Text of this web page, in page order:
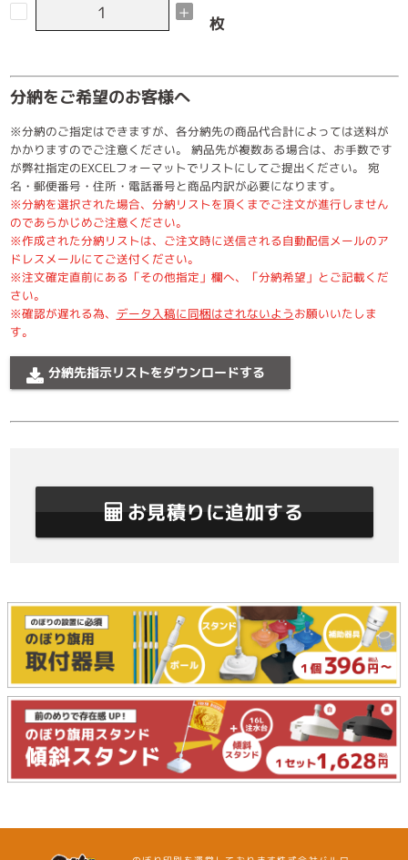
+
枚
分納をご希望のお客様へ
※分納のご指定はできますが、各分納先の商品代合計によっては送料が
かかりますのでご注意ください。 納品先が複数ある場合は、お手数です
が弊社指定のEXCELフォーマットでリストにしてご提出ください。 宛
名・郵便番号・住所・電話番号と商品内訳が必要になります。
※分納を選択された場合、分納リストを頂くまでご注文が進行しません
のであらかじめご注意ください。
※作成された分納リストは、ご注文時に送信される自動配信メールのア
ドレスメールにてご送付ください。
※注文確定直前にある「その他指定」欄へ、「分納希望」とご記載くだ
さい。
※確認が遅れる為、 データ入稿に同梱はされないようお願いいたしま
す。
分納先指示リストをダウンロードする
お見積りに追加する